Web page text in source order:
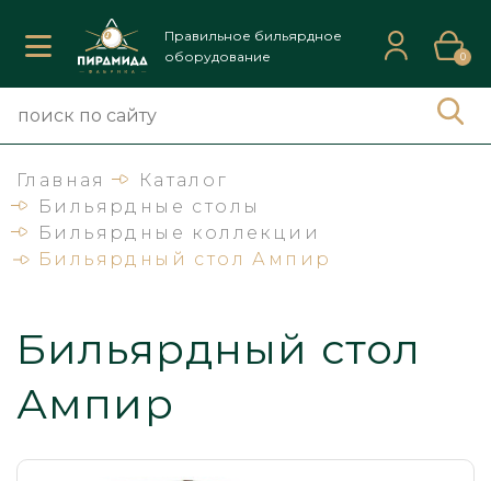
Правильное бильярдное
оборудование
0
Главная
Каталог
Бильярдные столы
Бильярдные коллекции
Бильярдный стол Ампир
Бильярдный стол
Ампир